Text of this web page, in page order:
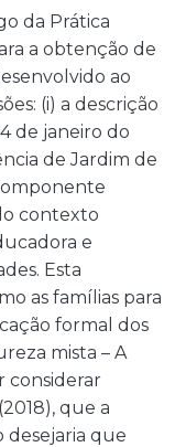
da Prática
a obtenção de
ao
(i) a descrição
de janeiro do
de Jardim de
contexto
e
Esta
as famílias para
formal dos
mista – A
considerar
que a
desejaria que